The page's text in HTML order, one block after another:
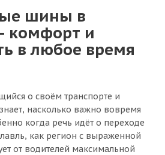
шины в
комфорт и
в любое время
о своём транспорте и
насколько важно вовремя
когда речь идёт о переходе
как регион с выраженной
от водителей максимальной